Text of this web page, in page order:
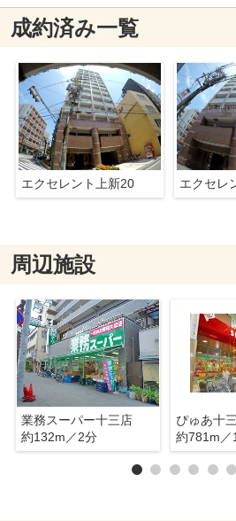
成約済み一覧
エクセレント上新20 エクセレ
周辺施設
業務スーパー十三店
約132m／2分
ぴゅあ十三
約781m／